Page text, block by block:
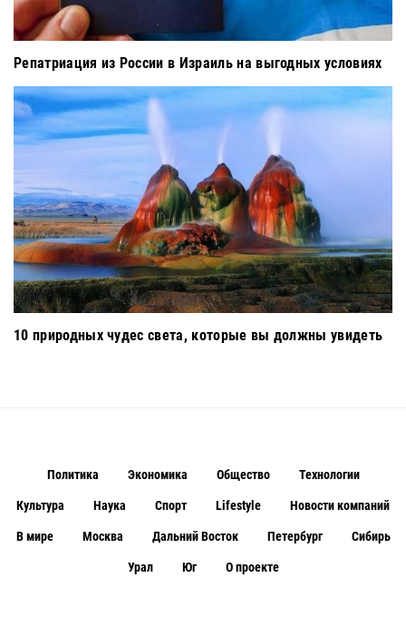
Репатриация из России в Израиль на выгодных условиях
10 природных чудес света, которые вы должны увидеть
Политика Экономика Общество Технологии
Культура Наука Спорт Lifestyle Новости компаний
В мире Москва Дальний Восток Петербург Сибирь
Урал Юг О проекте